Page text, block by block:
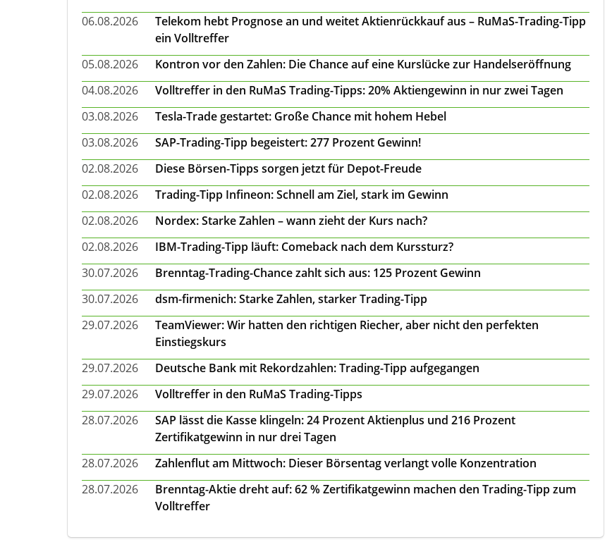
06.08.2026
Telekom hebt Prognose an und weitet Aktienrückkauf aus – RuMaS-Trading-Tipp
ein Volltreffer
05.08.2026
Kontron vor den Zahlen: Die Chance auf eine Kurslücke zur Handelseröffnung
04.08.2026
Volltreffer in den RuMaS Trading-Tipps: 20% Aktiengewinn in nur zwei Tagen
03.08.2026
Tesla-Trade gestartet: Große Chance mit hohem Hebel
03.08.2026
SAP-Trading-Tipp begeistert: 277 Prozent Gewinn!
02.08.2026
Diese Börsen-Tipps sorgen jetzt für Depot-Freude
02.08.2026
Trading-Tipp Infineon: Schnell am Ziel, stark im Gewinn
02.08.2026
Nordex: Starke Zahlen – wann zieht der Kurs nach?
02.08.2026
IBM-Trading-Tipp läuft: Comeback nach dem Kurssturz?
30.07.2026
Brenntag-Trading-Chance zahlt sich aus: 125 Prozent Gewinn
30.07.2026
dsm-firmenich: Starke Zahlen, starker Trading-Tipp
29.07.2026
TeamViewer: Wir hatten den richtigen Riecher, aber nicht den perfekten
Einstiegskurs
29.07.2026
Deutsche Bank mit Rekordzahlen: Trading-Tipp aufgegangen
29.07.2026
Volltreffer in den RuMaS Trading-Tipps
28.07.2026
SAP lässt die Kasse klingeln: 24 Prozent Aktienplus und 216 Prozent
Zertifikatgewinn in nur drei Tagen
28.07.2026
Zahlenflut am Mittwoch: Dieser Börsentag verlangt volle Konzentration
28.07.2026
Brenntag-Aktie dreht auf: 62 % Zertifikatgewinn machen den Trading-Tipp zum
Volltreffer